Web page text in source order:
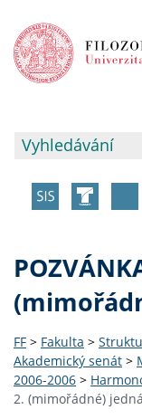
FF > Fakulta >
Akademický senát >
2006-2006 >
2. (mimořádné)